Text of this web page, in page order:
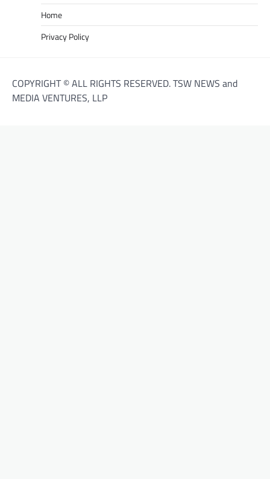
Home
Privacy Policy
COPYRIGHT © ALL RIGHTS RESERVED. TSW NEWS and
MEDIA VENTURES, LLP